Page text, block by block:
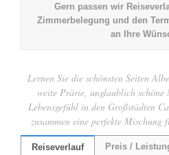
Gern passen wir
Zimmerbelegung und den
an Ihre
Lernen Sie die schönsten Seiten
weite Prärie, unglaublich schöne
Lebensgefühl in den Großstädten
zusammen eine perfekte
Reiseverlauf Preis /